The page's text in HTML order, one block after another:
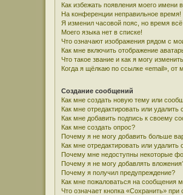
Как избежать появления моего имени
На конференции неправильное время!
Я изменил часовой пояс, но время
Моего языка нет в списке!
Что означают изображения рядом с
Как мне включить отображение
Что такое звание и как я могу
Когда я щёлкаю по ссылке «email», от
Создание сообщений
Как мне создать новую тему или
Как мне отредактировать или удалить
Как мне добавить подпись к своему
Как мне создать опрос?
Почему я не могу добавить больше
Как мне отредактировать или удалить
Почему мне недоступны некоторые
Почему я не могу добавлять
Почему я получил предупреждение?
Как мне пожаловаться на сообщения
Что означает кнопка «Сохранить»